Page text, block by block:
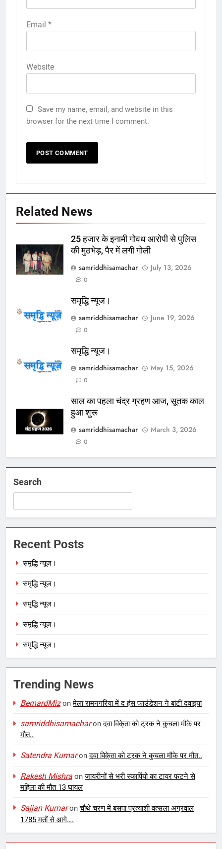
Email *
Website
Save my name, email, and website in this
browser for the next time I comment.
Related News
25 हजार के इनामी गोवध आरोपी से पुलिस
की मुठभेड़, पैर में लगी गोली
samriddhisamachar
July 13, 2026
0
समृद्धि न्यूज।
samriddhisamachar
June 19, 2026
0
समृद्धि न्यूज।
samriddhisamachar
May 15, 2026
0
साल का पहला चंद्र ग्रहण आज, सूतक काल
हुआ शुरू
samriddhisamachar
March 3, 2026
0
Search
Recent Posts
समृद्धि न्यूज।
समृद्धि न्यूज।
समृद्धि न्यूज।
समृद्धि न्यूज।
समृद्धि न्यूज।
Trending News
BernardMizonमेला रामनगरिया में द हंस फाउंडेशन ने बांटीं दवाइयां
samriddhisamacharonदवा विके्ता को ट्रक ने कुचला मौके पर
मौत..
Satendra Kumaronदवा विके्ता को ट्रक ने कुचला मौके पर मौत..
Rakesh Mishra onजायरीनों से भरी स्कार्पियो का टायर फटने से
महिला की मौत 13 घायल
Sajjan Kumaronचौथे चरण में बसपा प्रत्याशी वत्सला अग्रवाल
1785 मतों से आगे….